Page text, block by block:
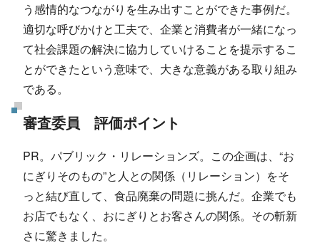
う感情的なつながりを生み出すことができた事例だ。
適切な呼びかけと工夫で、企業と消費者が一緒になっ
て社会課題の解決に協力していけることを提示するこ
とができたという意味で、大きな意義がある取り組み
である。
審査委員 評価ポイント
PR。パブリック・リレーションズ。この企画は、“お
にぎりそのもの”と人との関係（リレーション）をそ
っと結び直して、食品廃棄の問題に挑んだ。企業でも
お店でもなく、おにぎりとお客さんの関係。その斬新
さに驚きました。